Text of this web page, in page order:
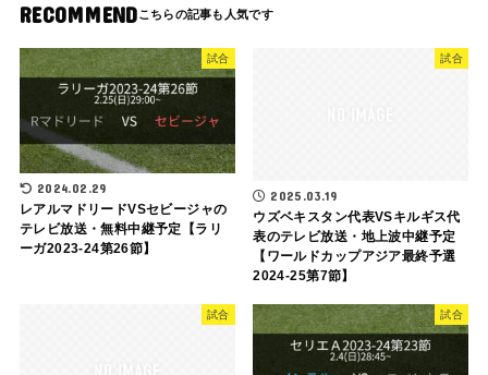
RECOMMEND
試合
2024.02.29
レアルマドリードVSセビージャの
テレビ放送・無料中継予定【ラリ
ーガ2023-24第26節】
試合
2025.03.19
ウズベキスタン代表VSキルギス代
表のテレビ放送・地上波中継予定
【ワールドカップアジア最終予選
2024-25第7節】
試合 試合